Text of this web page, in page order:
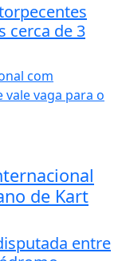
cerca de 3
de Kart
entre